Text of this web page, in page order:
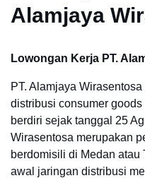
Alamjaya
Lowongan Kerja PT.
PT. Alamjaya
distribusi consumer
berdiri sejak tanggal 25
Wirasentosa merupakan
berdomisili di Medan atau
awal jaringan distribusi